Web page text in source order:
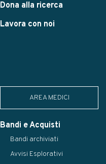
Dona alla ricerca
Lavora con noi
AREA MEDICI
Bandi e Acquisti
Bandi archiviati
Avvisi Esplorativi